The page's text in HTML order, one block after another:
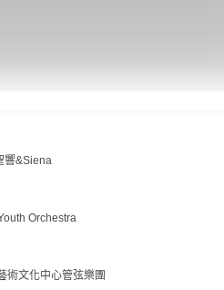
響&Siena
Orchestra
術文化中心管弦樂團